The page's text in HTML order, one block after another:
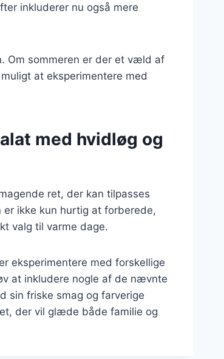
inkluderer nu også mere
Om sommeren er der et væld af
at eksperimentere med
med hvidløg og
ret, der kan tilpasses
ikke kun hurtig at forberede,
valg til varme dage.
eksperimentere med forskellige
at inkludere nogle af de nævnte
sin friske smag og farverige
der vil glæde både familie og